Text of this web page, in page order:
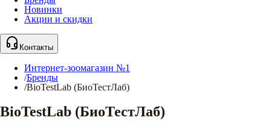
Новинки
Акции и скидки
Контакты
Интернет-зоомагазин №1
/Бренды
/BioTestLab (БиоТестЛаб)
BioTestLab (БиоТестЛаб)